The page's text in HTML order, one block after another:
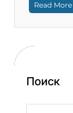
Read More
Поиск